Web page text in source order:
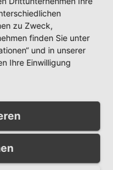
Rollen“ am 13.
H
zu Zweck,
finden Sie unter
und in unserer
Ihre Einwilligung